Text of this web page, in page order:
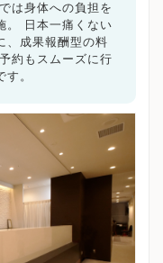
は身体への負担を
。 日本一痛くない
、成果報酬型の料
約もスムーズに行
。